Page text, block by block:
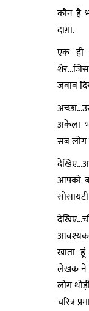
कौन है
दाग़ा.
एक ही
जवाब
अकेला
सब लोग
आपको
खाता
लेखक ने
लोग
चरित्र